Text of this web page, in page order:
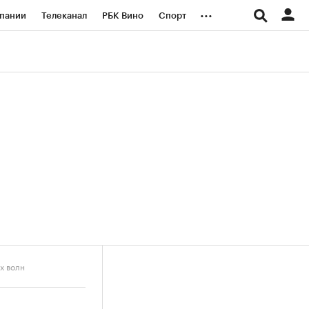
Телеканал РБК Вино Спорт ...
волн